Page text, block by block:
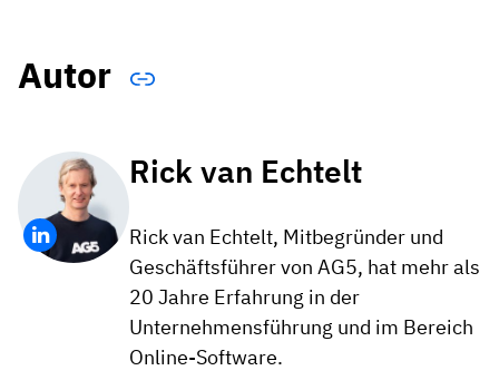
Autor
Rick van Echtelt
Rick van Echtelt, Mitbegründer und
Geschäftsführer von AG5, hat mehr als
20 Jahre Erfahrung in der
Unternehmensführung und im Bereich
Online-Software.